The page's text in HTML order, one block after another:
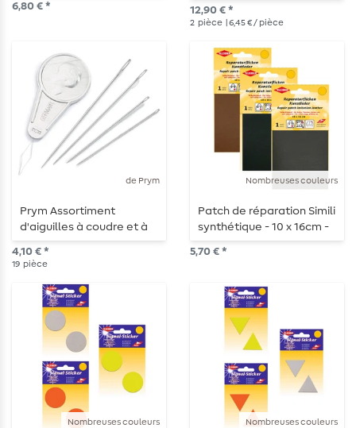
6,80 € * 12,90 € *
2 pièce | 6,45 € / pièce
de Prym
Prym Assortiment
d'aiguilles à coudre et à
repriser avec enfileur - 19
pièces
4,10 € *
19 pièce
Nombreuses couleurs
Patch de réparation Simili
synthétique - 10 x 16cm -
autocollant
5,70 € *
Nombreuses couleurs Nombreuses couleurs